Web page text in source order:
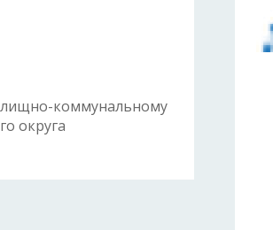
коммунальному
округа